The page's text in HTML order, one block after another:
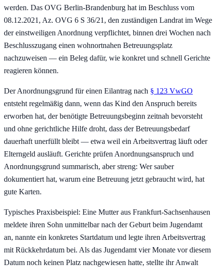
werden. Das OVG Berlin-Brandenburg hat im Beschluss vom
08.12.2021, Az. OVG 6 S 36/21, den zuständigen Landrat im Wege
der einstweiligen Anordnung verpflichtet, binnen drei Wochen nach
Beschlusszugang einen wohnortnahen Betreuungsplatz
nachzuweisen — ein Beleg dafür, wie konkret und schnell Gerichte
reagieren können.
Der Anordnungsgrund für einen Eilantrag nach § 123 VwGO
entsteht regelmäßig dann, wenn das Kind den Anspruch bereits
erworben hat, der benötigte Betreuungsbeginn zeitnah bevorsteht
und ohne gerichtliche Hilfe droht, dass der Betreuungsbedarf
dauerhaft unerfüllt bleibt — etwa weil ein Arbeitsvertrag läuft oder
Elterngeld ausläuft. Gerichte prüfen Anordnungsanspruch und
Anordnungsgrund summarisch, aber streng: Wer sauber
dokumentiert hat, warum eine Betreuung jetzt gebraucht wird, hat
gute Karten.
Typisches Praxisbeispiel: Eine Mutter aus Frankfurt-Sachsenhausen
meldete ihren Sohn unmittelbar nach der Geburt beim Jugendamt
an, nannte ein konkretes Startdatum und legte ihren Arbeitsvertrag
mit Rückkehrdatum bei. Als das Jugendamt vier Monate vor diesem
Datum noch keinen Platz nachgewiesen hatte, stellte ihr Anwalt